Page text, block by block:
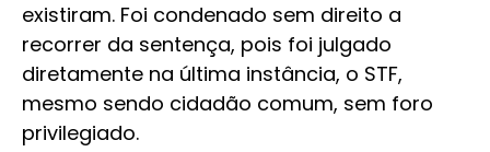
existiram. Foi condenado sem direito a
recorrer da sentença, pois foi julgado
diretamente na última instância, o STF,
mesmo sendo cidadão comum, sem foro
privilegiado.